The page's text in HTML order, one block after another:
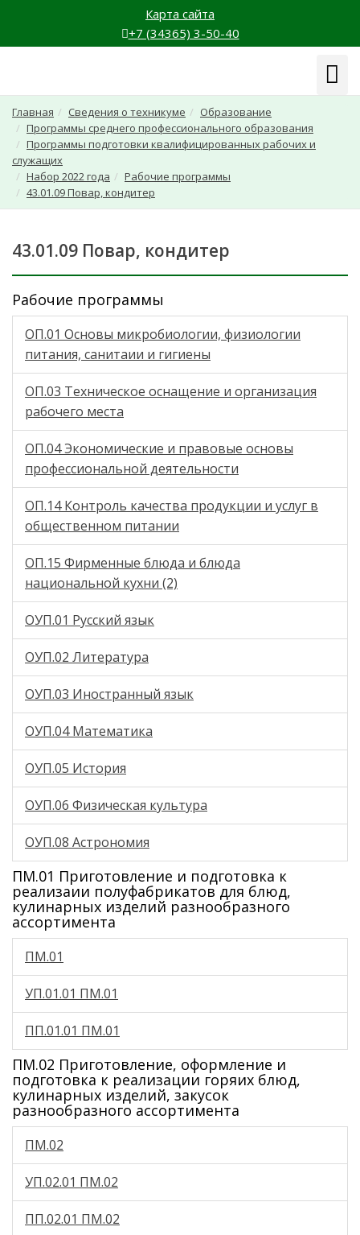
Карта сайта
+7 (34365) 3-50-40
Главная Сведения о техникуме
Образование
Программы среднего профессионального образования
Программы подготовки квалифицированных рабочих и
служащих
Набор 2022 года
Рабочие программы
43.01.09 Повар, кондитер
43.01.09 Повар, кондитер
Рабочие программы
ОП.01 Основы микробиологии, физиологии
питания, санитаии и гигиены
ОП.03 Техническое оснащение и организация
рабочего места
ОП.04 Экономические и правовые основы
профессиональной деятельности
ОП.14 Контроль качества продукции и услуг в
общественном питании
ОП.15 Фирменные блюда и блюда
национальной кухни (2)
ОУП.01 Русский язык
ОУП.02 Литература
ОУП.03 Иностранный язык
ОУП.04 Математика
ОУП.05 История
ОУП.06 Физическая культура
ОУП.08 Астрономия
ПМ.01 Приготовление и подготовка к
реализаии полуфабрикатов для блюд,
кулинарных изделий разнообразного
ассортимента
ПМ.01
УП.01.01 ПМ.01
ПП.01.01 ПМ.01
ПМ.02 Приготовление, оформление и
подготовка к реализации горяих блюд,
кулинарных изделий, закусок
разнообразного ассортимента
ПМ.02
УП.02.01 ПМ.02
ПП.02.01 ПМ.02